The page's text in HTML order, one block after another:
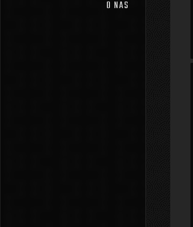
O NAS